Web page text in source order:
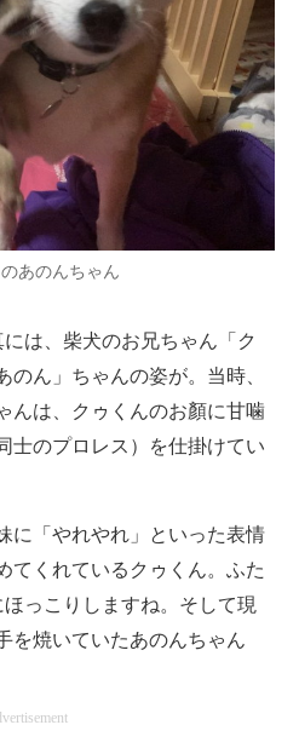
あのんちゃん
は、柴犬のお兄ちゃん「ク
のん」ちゃんの姿が。当時、
んは、クゥくんのお顏に甘噛
士のプロレス）を仕掛けてい
に「やれやれ」といった表情
てくれているクゥくん。ふた
っこりしますね。そして現
を焼いていたあのんちゃん